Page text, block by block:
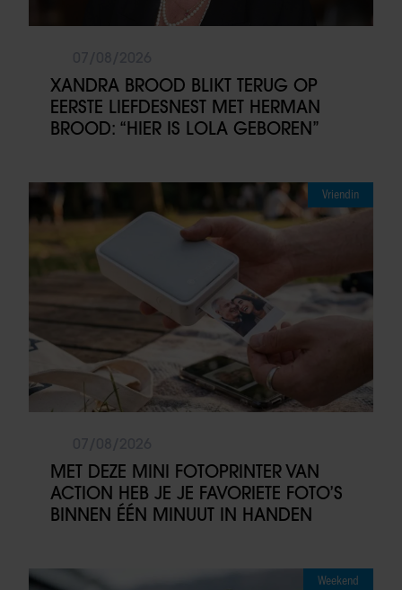
XANDRA BROOD BLIKT TERUG OP
EERSTE LIEFDESNEST MET HERMAN
BROOD: “HIER IS LOLA GEBOREN”
Vriendin
MET DEZE MINI FOTOPRINTER VAN
ACTION HEB JE JE FAVORIETE FOTO’S
BINNEN ÉÉN MINUUT IN HANDEN
Weekend